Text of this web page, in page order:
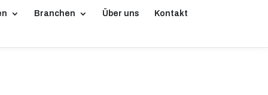
Branchen Über uns Kontakt